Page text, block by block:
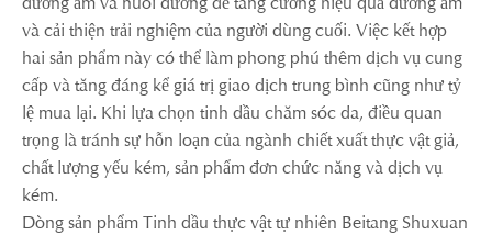
và cải thiện trải nghiệm của người dùng cuối. Việc kết hợp
hai sản phẩm này có thể làm phong phú thêm dịch vụ cung
cấp và tăng đáng kể giá trị giao dịch trung bình cũng như tỷ
lệ mua lại. Khi lựa chọn tinh dầu chăm sóc da, điều quan
trọng là tránh sự hỗn loạn của ngành chiết xuất thực vật giả,
chất lượng yếu kém, sản phẩm đơn chức năng và dịch vụ
kém.
Dòng sản phẩm Tinh dầu thực vật tự nhiên Beitang Shuxuan